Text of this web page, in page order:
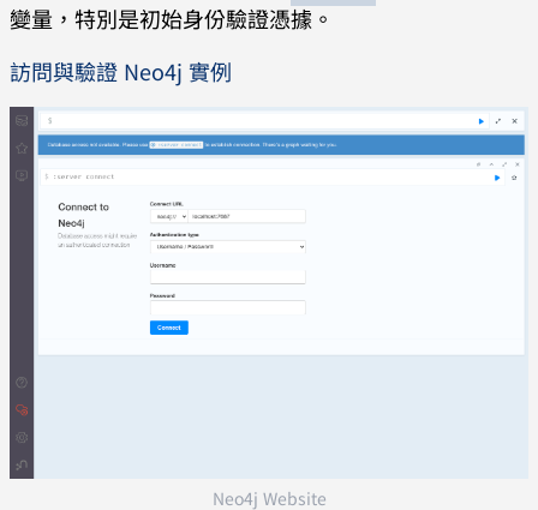
變量，特別是初始身份驗證憑據。
訪問與驗證 Neo4j 實例
Neo4j Website